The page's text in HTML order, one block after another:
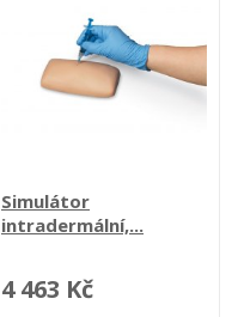
Simulátor
intradermální,...
4 463 Kč